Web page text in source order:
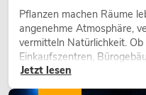
Pflanzen machen Räume
angenehme Atmosphäre,
vermitteln Natürlichkeit.
Einkaufszentren,
eine hochwertige
Jetzt lesen